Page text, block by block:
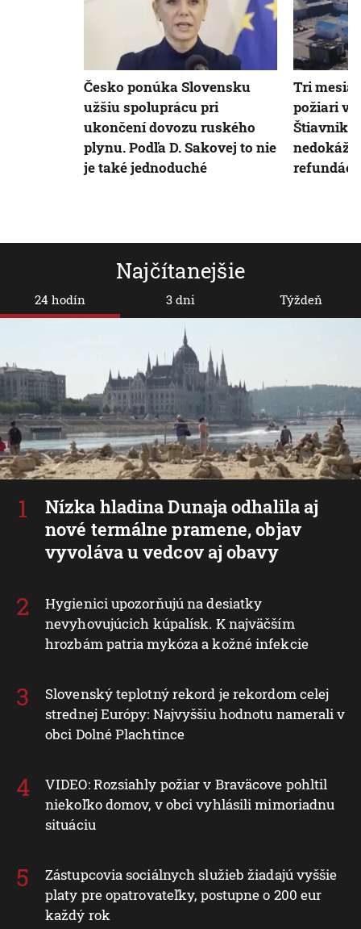
Najčítanejšie
24 hodín
Nízka hladina Dunaja odhalila aj
nové termálne pramene, objav
vyvoláva u vedcov aj obavy
Hygienici upozorňujú na desiatky
nevyhovujúcich kúpalísk. K najväčším
hrozbám patria mykóza a kožné infekcie
Slovenský teplotný rekord je rekordom celej
strednej Európy: Najvyššiu hodnotu namerali v
obci Dolné Plachtince
VIDEO: Rozsiahly požiar v Braväcove pohltil
niekoľko domov, v obci vyhlásili mimoriadnu
situáciu
Zástupcovia sociálnych služieb žiadajú vyššie
platy pre opatrovateľky, postupne o 200 eur
každý rok
3 dni Týždeň
Česko ponúka Slovensku
užšiu spoluprácu pri
ukončení dovozu ruského
plynu. Podľa D. Sakovej to nie
je také jednoduché
Tri
požiari v